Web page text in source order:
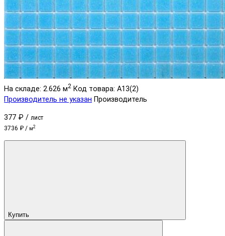
На складе: 2.626 м2 Код товара: A13(2)
Производитель не указан Производитель
377 ₽ / лист
3736 ₽ / м2
Купить